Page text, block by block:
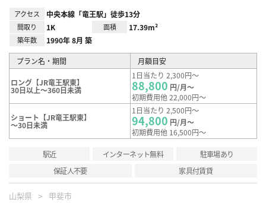
アクセス 中央本線「竜王駅」徒歩13分
間取り 1K 面積 17.39m²
築年数 1990年 8月 築
プラン名・期間 月額目安
ロング【JR竜王駅東】
30日以上～360日未満
1日当たり 2,300円～
88,800 円/月～
初期費用他 22,000円～
ショート【JR竜王駅東】
～30日未満
1日当たり 2,500円～
94,800 円/月～
初期費用他 16,500円～
駅近 インターネット無料
駐車場あり
保証人不要
家具付賃貸
山梨県 甲斐市